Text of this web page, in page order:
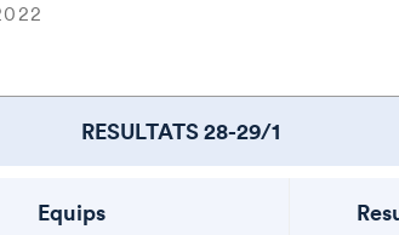
RESULTATS 28-29/1
Equips